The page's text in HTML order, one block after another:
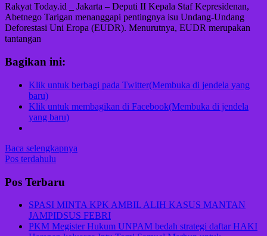
Rakyat Today.id _ Jakarta – Deputi II Kepala Staf Kepresidenan,
Abetnego Tarigan menanggapi pentingnya isu Undang-Undang
Deforestasi Uni Eropa (EUDR). Menurutnya, EUDR merupakan
tantangan
Bagikan ini:
Klik untuk berbagi pada Twitter(Membuka di jendela yang
baru)
Klik untuk membagikan di Facebook(Membuka di jendela
yang baru)
Baca selengkapnya
Navigasi
Pos terdahulu
Pos Terbaru
SPASI MINTA KPK AMBIL ALIH KASUS MANTAN
JAMPIDSUS FEBRI
PKM Megister Hukum UNPAM bedah strategi daftar HAKI